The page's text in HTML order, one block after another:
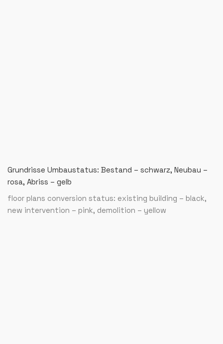
Grundrisse Umbaustatus: Bestand – schwarz, Neubau –
rosa, Abriss – gelb
floor plans conversion status: existing building – black,
new intervention – pink, demolition – yellow